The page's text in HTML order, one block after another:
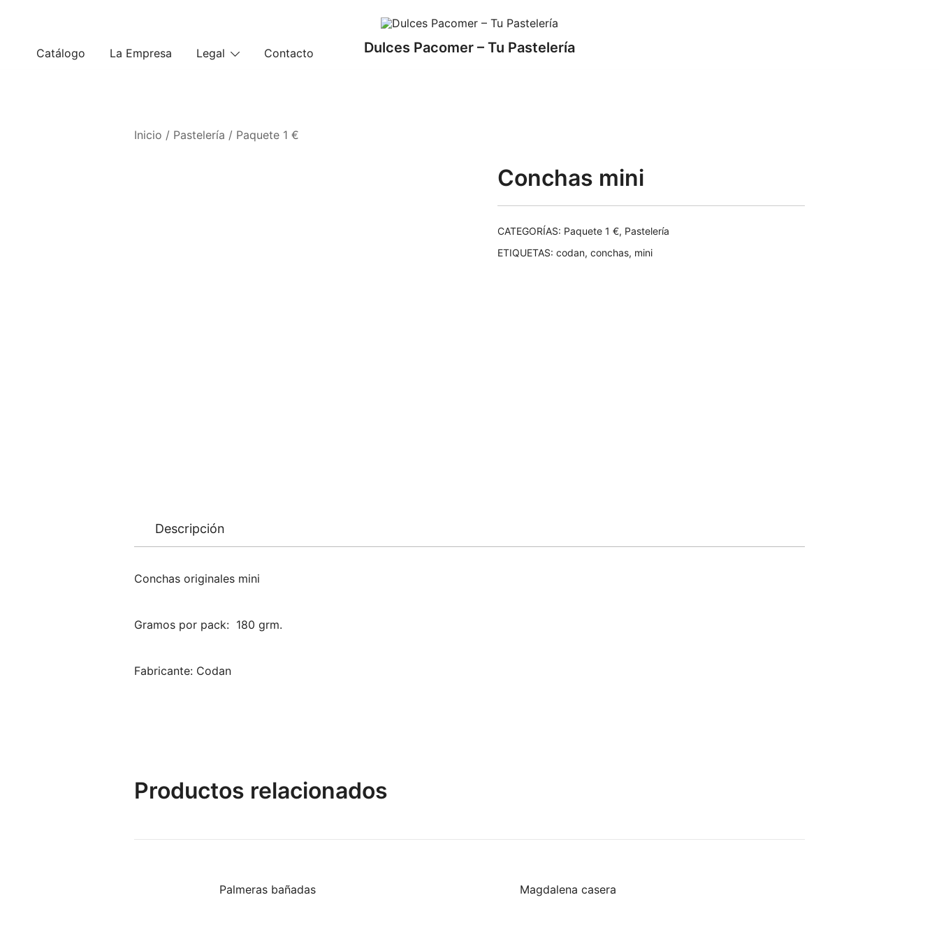
Catálogo La Empresa Legal Contacto Dulces Pacomer – Tu Pastelería
Inicio / Pastelería / Paquete 1 €
Conchas mini
CATEGORÍAS: Paquete 1 €, Pastelería
ETIQUETAS: codan, conchas, mini
Descripción
Conchas originales mini
Gramos por pack: 180 grm.
Fabricante: Codan
Productos relacionados
Palmeras bañadas Magdalena casera